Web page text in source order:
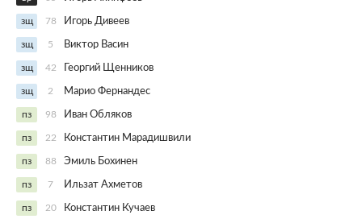
зщ 78 Игорь Дивеев
зщ 5 Виктор Васин
зщ 42 Георгий Щенников
зщ 2 Марио Фернандес
пз 98 Иван Обляков
пз 22 Константин Марадишвили
пз 88 Эмиль Бохинен
пз 7 Ильзат Ахметов
пз 20 Константин Кучаев